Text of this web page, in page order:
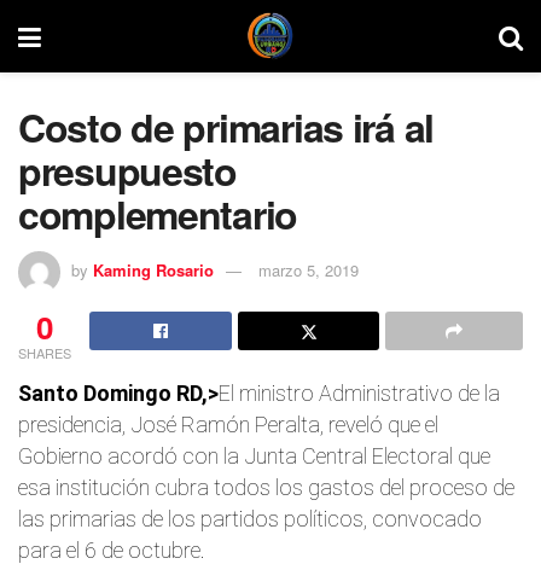
Costo de primarias irá al
presupuesto
complementario
by Kaming Rosario marzo 5, 2019
0
SHARES
Santo Domingo RD,>El ministro Administrativo de la
presidencia, José Ramón Peralta, reveló que el
Gobierno acordó con la Junta Central Electoral que
esa institución cubra todos los gastos del proceso de
las primarias de los partidos políticos, convocado
para el 6 de octubre.